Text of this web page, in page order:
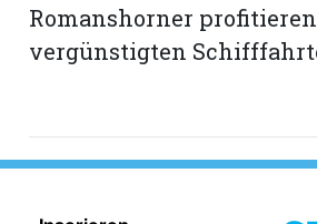
Romanshorner
vergünstigten